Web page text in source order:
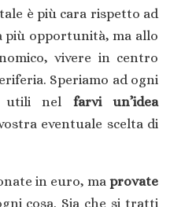
è più cara rispetto ad
più opportunità, ma allo
vivere in centro
Speriamo ad ogni
utili nel farvi un’idea
eventuale scelta di
in euro, maprovate
cosa. Sia che si tratti